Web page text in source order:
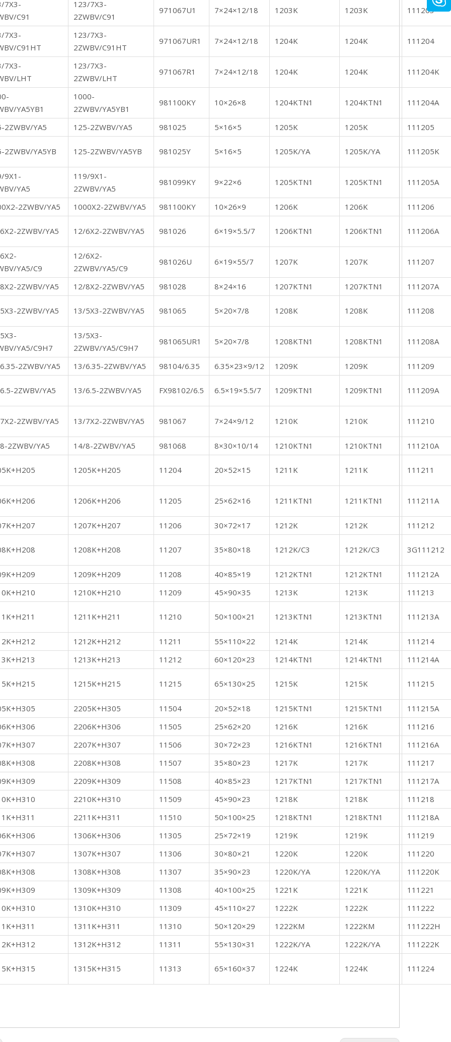
7X3-
C91
123/7X3-
2ZWBV/C91
971067U1 7×24×12/18 1203K 1203K 111203
7X3-
C91HT
123/7X3-
2ZWBV/C91HT
971067UR1 7×24×12/18 1204K 1204K 111204
7X3-
LHT
123/7X3-
2ZWBV/LHT
971067R1 7×24×12/18 1204K 1204K 111204K
YA5YB1
1000-
2ZWBV/YA5YB1
981100KY 10×26×8 1204KTN1 1204KTN1 111204A
2ZWBV/YA5 125-2ZWBV/YA5 981025 5×16×5 1205K 1205K 111205
2ZWBV/YA5YB 125-2ZWBV/YA5YB 981025Y 5×16×5 1205K/YA 1205K/YA 111205K
9X1-
YA5
119/9X1-
2ZWBV/YA5
981099KY 9×22×6 1205KTN1 1205KTN1 111205A
2ZWBV/YA5 1000X2-2ZWBV/YA5 981100KY 10×26×9 1206K 1206K 111206
2ZWBV/YA5 12/6X2-2ZWBV/YA5 981026 6×19×5.5/7 1206KTN1 1206KTN1 111206A
YA5/C9
12/6X2-
2ZWBV/YA5/C9
981026U 6×19×55/7 1207K 1207K 111207
2ZWBV/YA5 12/8X2-2ZWBV/YA5 981028 8×24×16 1207KTN1 1207KTN1 111207A
2ZWBV/YA5 13/5X3-2ZWBV/YA5 981065 5×20×7/8 1208K 1208K 111208
YA5/C9H7
13/5X3-
2ZWBV/YA5/C9H7
981065UR1 5×20×7/8 1208KTN1 1208KTN1 111208A
2ZWBV/YA5 13/6.35-2ZWBV/YA5 98104/6.35 6.35×23×9/12 1209K 1209K 111209
2ZWBV/YA5 13/6.5-2ZWBV/YA5 FX98102/6.5 6.5×19×5.5/7 1209KTN1 1209KTN1 111209A
2ZWBV/YA5 13/7X2-2ZWBV/YA5 981067 7×24×9/12 1210K 1210K 111210
2ZWBV/YA5 14/8-2ZWBV/YA5 981068 8×30×10/14 1210KTN1 1210KTN1 111210A
1205K+H205 11204 20×52×15 1211K 1211K 111211
1206K+H206 11205 25×62×16 1211KTN1 1211KTN1 111211A
1207K+H207 11206 30×72×17 1212K 1212K 111212
1208K+H208 11207 35×80×18 1212K/C3 1212K/C3 3G111212
1209K+H209 11208 40×85×19 1212KTN1 1212KTN1
111212A
1210K+H210 11209 45×90×35 1213K 1213K 111213
1211K+H211 11210 50×100×21 1213KTN1 1213KTN1 111213A
1212K+H212 11211 55×110×22 1214K 1214K
111214
1213K+H213 11212 60×120×23 1214KTN1 1214KTN1 111214A
1215K+H215 11215 65×130×25 1215K 1215K 111215
2205K+H305 11504 20×52×18 1215KTN1 1215KTN1
111215A
2206K+H306 11505 25×62×20 1216K 1216K
111216
2207K+H307 11506 30×72×23 1216KTN1 1216KTN1
111216A
2208K+H308 11507 35×80×23 1217K 1217K
111217
2209K+H309 11508 40×85×23 1217KTN1 1217KTN1
111217A
2210K+H310 11509 45×90×23 1218K 1218K
111218
2211K+H311 11510 50×100×25 1218KTN1 1218KTN1
111218A
1306K+H306 11305 25×72×19 1219K 1219K
111219
1307K+H307 11306 30×80×21 1220K 1220K
111220
1308K+H308 11307 35×90×23 1220K/YA 1220K/YA
111220K
1309K+H309 11308 40×100×25 1221K 1221K
111221
1310K+H310 11309 45×110×27 1222K 1222K
111222
1311K+H311 11310 50×120×29 1222KM 1222KM
111222H
1312K+H312 11311 55×130×31 1222K/YA 1222K/YA 111222K
1315K+H315 11313 65×160×37 1224K 1224K 111224